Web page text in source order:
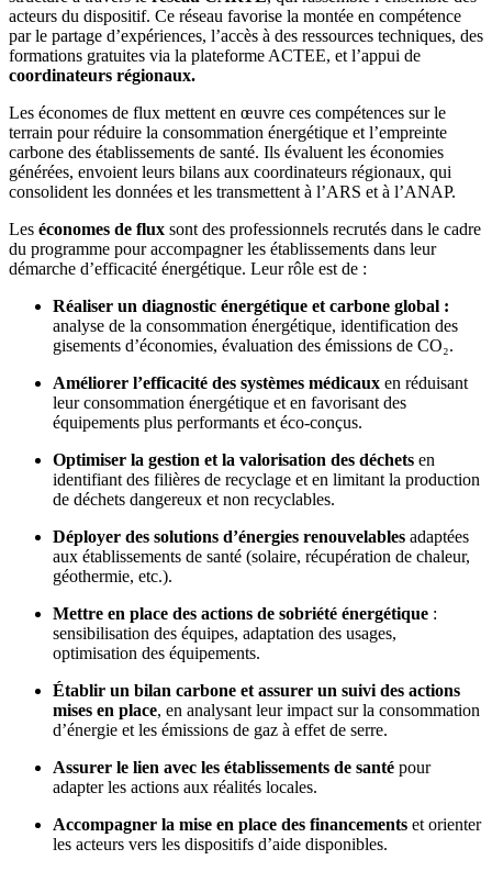
acteurs du dispositif. Ce réseau favorise la montée en compétence
par le partage d’expériences, l’accès à des ressources techniques, des
formations gratuites via la plateforme ACTEE, et l’appui de
coordinateurs régionaux.
Les économes de flux mettent en œuvre ces compétences sur le
terrain pour réduire la consommation énergétique et l’empreinte
carbone des établissements de santé. Ils évaluent les économies
générées, envoient leurs bilans aux coordinateurs régionaux, qui
consolident les données et les transmettent à l’ARS et à l’ANAP.
Les économes de flux sont des professionnels recrutés dans le cadre
du programme pour accompagner les établissements dans leur
démarche d’efficacité énergétique. Leur rôle est de :
Réaliser un diagnostic énergétique et carbone global :
analyse de la consommation énergétique, identification des
gisements d’économies, évaluation des émissions de CO₂.
Améliorer l’efficacité des systèmes médicaux en réduisant
leur consommation énergétique et en favorisant des
équipements plus performants et éco-conçus.
Optimiser la gestion et la valorisation des déchets en
identifiant des filières de recyclage et en limitant la production
de déchets dangereux et non recyclables.
Déployer des solutions d’énergies renouvelables adaptées
aux établissements de santé (solaire, récupération de chaleur,
géothermie, etc.).
Mettre en place des actions de sobriété énergétique :
sensibilisation des équipes, adaptation des usages,
optimisation des équipements.
Établir un bilan carbone et assurer un suivi des actions
mises en place, en analysant leur impact sur la consommation
d’énergie et les émissions de gaz à effet de serre.
Assurer le lien avec les établissements de santé pour
adapter les actions aux réalités locales.
Accompagner la mise en place des financements et orienter
les acteurs vers les dispositifs d’aide disponibles.